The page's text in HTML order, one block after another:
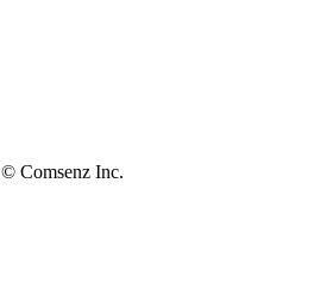
© Comsenz Inc.